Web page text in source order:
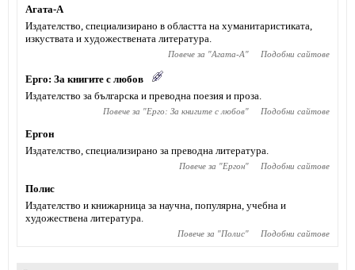
Агата-А
Издателство, специализирано в областта на хуманитаристиката,
изкуствата и художествената литература.
Повече за "Агата-А" Подобни сайтове
Ерго: За книгите с любов
Издателство за българска и преводна поезия и проза.
Повече за "Ерго: За книгите с любов" Подобни сайтове
Ергон
Издателство, специализирано за преводна литература.
Повече за "Ергон" Подобни сайтове
Полис
Издателство и книжарница за научна, популярна, учебна и
художествена литература.
Повече за "Полис" Подобни сайтове